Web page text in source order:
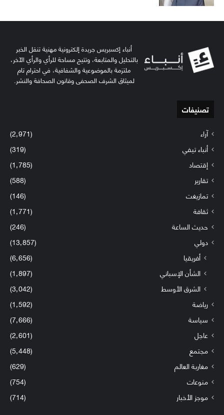
أنباء إكسبريس جريدة إلكترونية مهنية تنقل الخبر
بالتحليل والمتابعة، وتتيح مساحة للرأي والرأي الآخر،
ملتزمة بالموضوعية والشفافية، في احترام تام
لميثاق الشرف الصحفي وقانون الصحافة والنشر.
تصنيفات
آراء
(2٬971)
أنباء تيفي
(319)
إقتصاد
(1٬785)
تقارير
(588)
تمازيغت
(146)
ثقافة
(1٬771)
حديث الساعة
(246)
دولي
(13٬857)
أفريقيا
(6٬656)
الشأن الإسباني
(1٬897)
الشرق الأوسط
(3٬042)
رياضة
(1٬592)
سياسة
(7٬666)
عاجل
(2٬601)
مجتمع
(5٬448)
مغاربة العالم
(629)
منوعات
(754)
موجز الأخبار
(714)